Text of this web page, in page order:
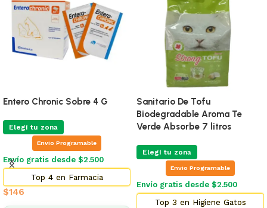
Entero Chronic Sobre 4 G
Elegí tu zona
Envio Programable
Envío gratis desde $2.500
Top 4 en Farmacia
$146
Sanitario De Tofu
Biodegradable Aroma Te
Verde Absorbe 7 litros
Elegí tu zona
Envio Programable
Envío gratis desde $2.500
Top 3 en Higiene Gatos